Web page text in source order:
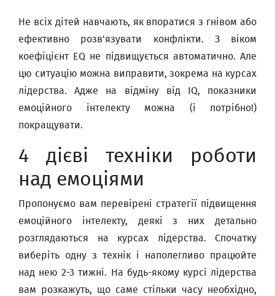
Не всіх дітей навчають, як впоратися з гнівом або
ефективно розв'язувати конфлікти. З віком
коефіцієнт EQ не підвищується автоматично. Але
цю ситуацію можна виправити, зокрема на курсах
лідерства. Адже на відміну від IQ, показники
емоційного інтелекту можна (і потрібно!)
покращувати.
4 дієві техніки роботи
над емоціями
Пропонуємо вам перевірені стратегії підвищення
емоційного інтелекту, деякі з них детально
розглядаються на курсах лідерства. Спочатку
виберіть одну з технік і наполегливо працюйте
над нею 2-3 тижні. На будь-якому курсі лідерства
вам розкажуть, що саме стільки часу необхідно,